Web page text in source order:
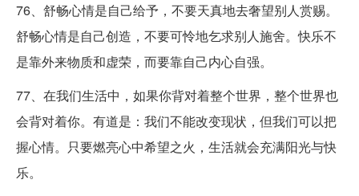
76、舒畅心情是自己给予，不要天真地去奢望别人赏赐。
舒畅心情是自己创造，不要可怜地乞求别人施舍。快乐不
是靠外来物质和虚荣，而要靠自己内心自强。
77、在我们生活中，如果你背对着整个世界，整个世界也
会背对着你。有道是：我们不能改变现状，但我们可以把
握心情。只要燃亮心中希望之火，生活就会充满阳光与快
乐。